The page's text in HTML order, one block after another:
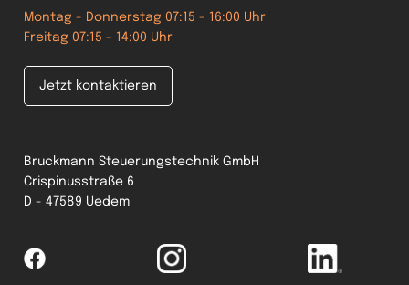
Montag - Donnerstag 07:15 - 16:00 Uhr
Freitag 07:15 - 14:00 Uhr
Jetzt kontaktieren
Bruckmann Steuerungstechnik GmbH
Crispinusstraße 6
D - 47589 Uedem